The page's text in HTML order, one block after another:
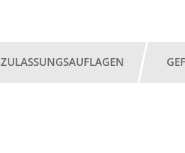
ZULASSUNGSAUFLAGEN